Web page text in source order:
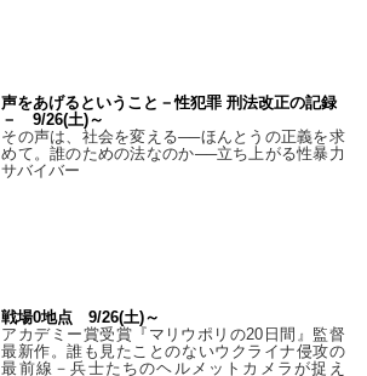
声をあげるということ－性犯罪 刑法改正の記録
－ 9/26(土)～
その声は、社会を変える──ほんとうの正義を求
めて。誰のための法なのか──立ち上がる性暴力
サバイバー
戦場0地点 9/26(土)～
アカデミー賞受賞『マリウポリの20日間』監督
最新作。誰も見たことのないウクライナ侵攻の
最前線－兵士たちのヘルメットカメラが捉え